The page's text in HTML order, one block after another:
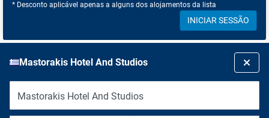
* Desconto aplicável apenas a alguns dos alojamentos da lista
INICIAR SESSÃO
Mastorakis Hotel And Studios
Mastorakis Hotel And Studios